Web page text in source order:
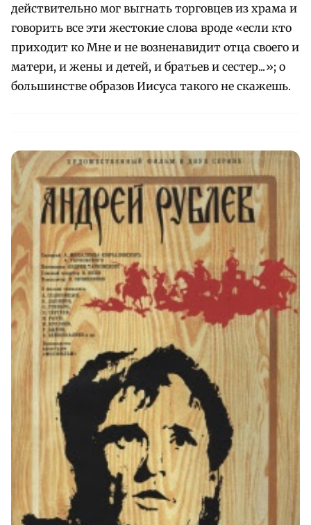
действительно мог выгнать торговцев из храма и
говорить все эти жестокие слова вроде «если кто
приходит ко Мне и не возненавидит отца своего и
матери, и жены и детей, и братьев и сестер...»; о
большинстве образов Иисуса такого не скажешь.